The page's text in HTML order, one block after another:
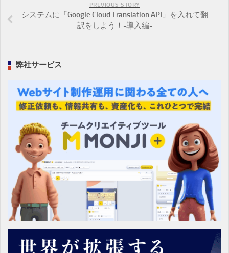
PREVIOUS STORY
システムに「Google Cloud Translation API」を入れて翻
訳をしよう！-導入編-
弊社サービス